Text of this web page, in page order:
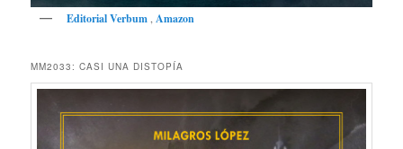
Editorial Verbum Amazon
MM2033: CASI UNA DISTOPÍA